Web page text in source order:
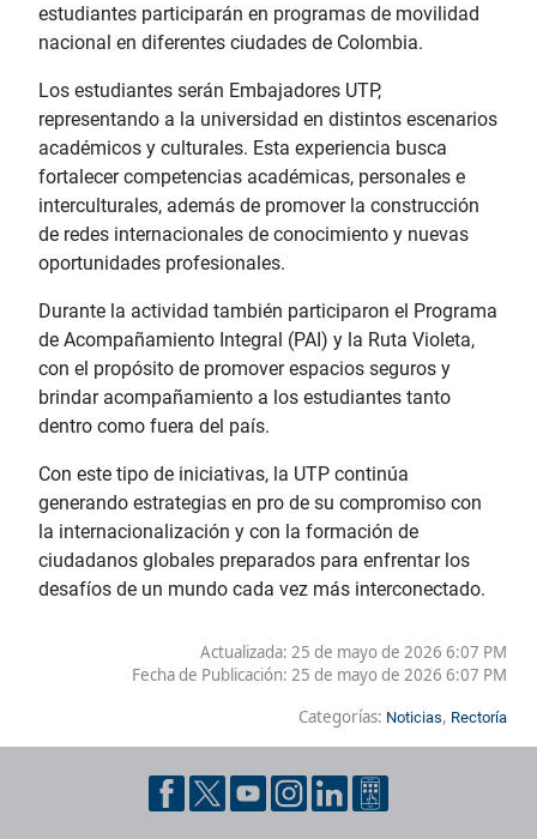
estudiantes participarán en programas de movilidad
nacional en diferentes ciudades de Colombia.
Los estudiantes serán Embajadores UTP,
representando a la universidad en distintos escenarios
académicos y culturales. Esta experiencia busca
fortalecer competencias académicas, personales e
interculturales, además de promover la construcción
de redes internacionales de conocimiento y nuevas
oportunidades profesionales.
Durante la actividad también participaron el Programa
de Acompañamiento Integral (PAI) y la Ruta Violeta,
con el propósito de promover espacios seguros y
brindar acompañamiento a los estudiantes tanto
dentro como fuera del país.
Con este tipo de iniciativas, la UTP continúa
generando estrategias en pro de su compromiso con
la internacionalización y con la formación de
ciudadanos globales preparados para enfrentar los
desafíos de un mundo cada vez más interconectado.
Actualizada: 25 de mayo de 2026 6:07 PM
Fecha de Publicación: 25 de mayo de 2026 6:07 PM
Categorías: Noticias, Rectoría